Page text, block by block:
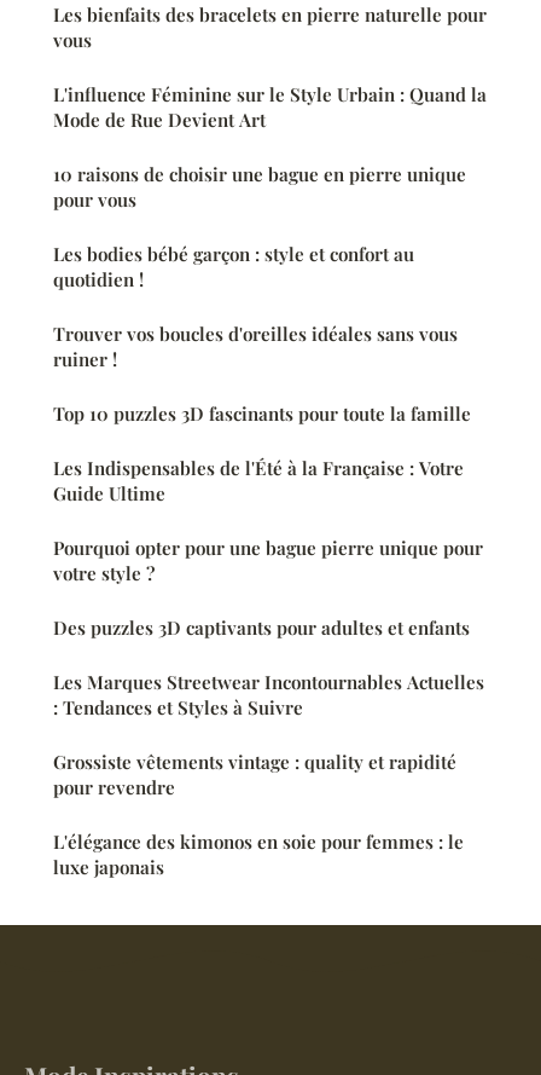
Les bienfaits des bracelets en pierre naturelle pour
vous
L'influence Féminine sur le Style Urbain : Quand la
Mode de Rue Devient Art
10 raisons de choisir une bague en pierre unique
pour vous
Les bodies bébé garçon : style et confort au
quotidien !
Trouver vos boucles d'oreilles idéales sans vous
ruiner !
Top 10 puzzles 3D fascinants pour toute la famille
Les Indispensables de l'Été à la Française : Votre
Guide Ultime
Pourquoi opter pour une bague pierre unique pour
votre style ?
Des puzzles 3D captivants pour adultes et enfants
Les Marques Streetwear Incontournables Actuelles
: Tendances et Styles à Suivre
Grossiste vêtements vintage : quality et rapidité
pour revendre
L'élégance des kimonos en soie pour femmes : le
luxe japonais